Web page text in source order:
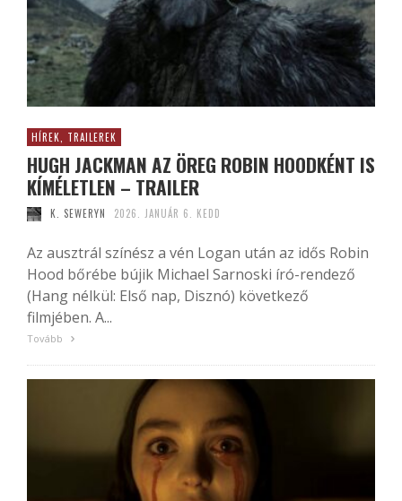
HÍREK, TRAILEREK
HUGH JACKMAN AZ ÖREG ROBIN HOODKÉNT IS
KÍMÉLETLEN – TRAILER
K. SEWERYN 2026. JANUÁR 6. KEDD
Az ausztrál színész a vén Logan után az idős Robin
Hood bőrébe bújik Michael Sarnoski író-rendező
(Hang nélkül: Első nap, Disznó) következő
filmjében. A...
Tovább